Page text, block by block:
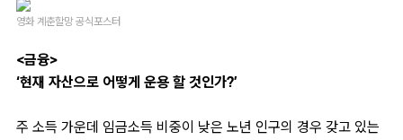
영화 계춘할망 공식포스터
<금융>
‘현재 자산으로 어떻게 운용 할 것인가?’
주 소득 가운데 임금소득 비중이 낮은 노년 인구의 경우 갖고 있는